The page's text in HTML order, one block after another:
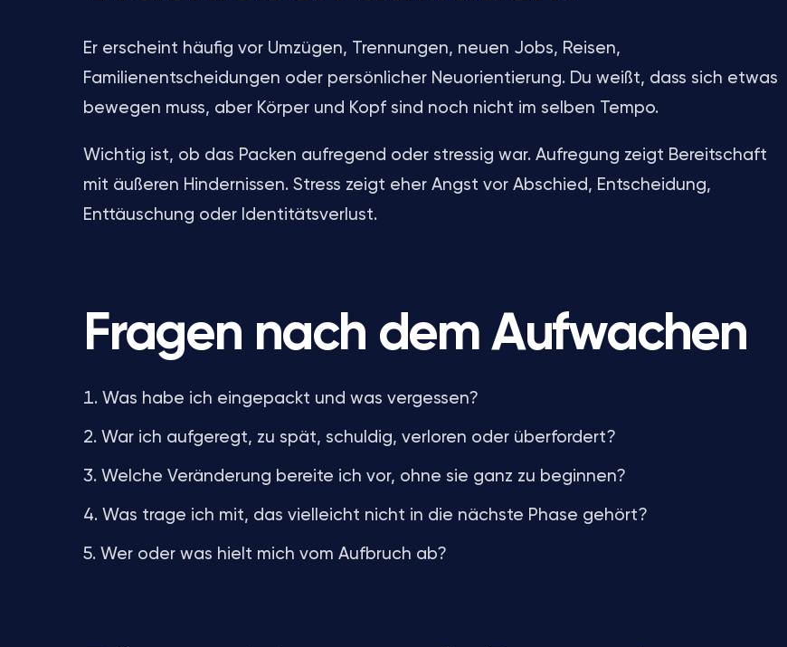
Er erscheint häufig vor Umzügen, Trennungen, neuen Jobs, Reisen,
Familienentscheidungen oder persönlicher Neuorientierung. Du weißt, dass sich etwas
bewegen muss, aber Körper und Kopf sind noch nicht im selben Tempo.
Wichtig ist, ob das Packen aufregend oder stressig war. Aufregung zeigt Bereitschaft
mit äußeren Hindernissen. Stress zeigt eher Angst vor Abschied, Entscheidung,
Enttäuschung oder Identitätsverlust.
Fragen nach dem Aufwachen
Was habe ich eingepackt und was vergessen?
War ich aufgeregt, zu spät, schuldig, verloren oder überfordert?
Welche Veränderung bereite ich vor, ohne sie ganz zu beginnen?
Was trage ich mit, das vielleicht nicht in die nächste Phase gehört?
Wer oder was hielt mich vom Aufbruch ab?